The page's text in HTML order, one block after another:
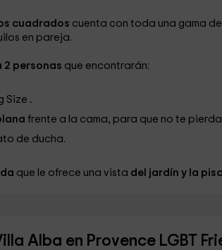
cuadrados cuenta con toda una gama
en pareja.
2 personas que encontrarán:
Size .
frente a la cama, para que no te
de ducha.
que le ofrece una vista del jardín y la
Alba en Provence LGBT